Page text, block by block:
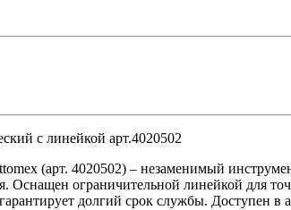
с линейкой арт.4020502
(арт. 4020502) – незаменимый
Оснащен ограничительной линейкой для
долгий срок службы. Доступен